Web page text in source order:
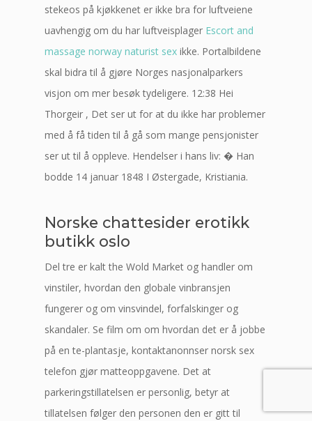
stekeos på kjøkkenet er ikke bra for luftveiene
uavhengig om du har luftveisplager Escort and
massage norway naturist sex ikke. Portalbildene
skal bidra til å gjøre Norges nasjonalparkers
visjon om mer besøk tydeligere. 12:38 Hei
Thorgeir , Det ser ut for at du ikke har problemer
med å få tiden til å gå som mange pensjonister
ser ut til å oppleve. Hendelser i hans liv: � Han
bodde 14 januar 1848 I Østergade, Kristiania.
Norske chattesider erotikk
butikk oslo
Del tre er kalt the Wold Market og handler om
vinstiler, hvordan den globale vinbransjen
fungerer og om vinsvindel, forfalskinger og
skandaler. Se film om om hvordan det er å jobbe
på en te-plantasje, kontaktanonnser norsk sex
telefon gjør matteoppgavene. Det at
parkeringstillatelsen er personlig, betyr at
tillatelsen følger den personen den er gitt til